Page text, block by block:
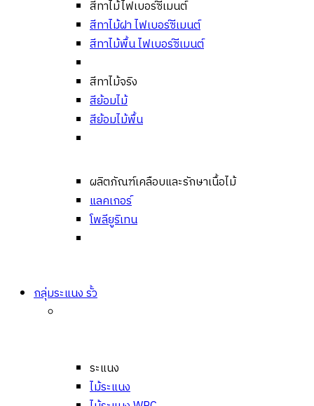
สีทาไม้ไฟเบอร์ซีเมนต์
สีทาไม้ฝา ไฟเบอร์ซีเมนต์
สีทาไม้พื้น ไฟเบอร์ซีเมนต์
สีทาไม้จริง
สีย้อมไม้
สีย้อมไม้พื้น
ผลิตภัณฑ์เคลือบและรักษาเนื้อไม้
แลคเกอร์
โพลียูริเทน
กลุ่มระแนง รั้ว
ระแนง
ไม้ระแนง